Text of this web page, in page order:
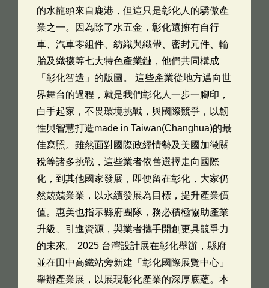
的水龍頭來自鹿港，但這只是彰化人的驕傲產
業之一。因為除了水五金，彰化還擁有自行
車、汽車零組件、紡織與織帶、密封元件、輪
胎及織襪等七大特色產業鏈，他們共同構成
「彰化智造」的版圖。 這些產業從地方邁向世
界舞台的過程，就是我們彰化人一步一腳印，
白手起家，不畏環境挑戰，與國際競爭，以韌
性與智慧打造made in Taiwan(Changhua)的最
佳寫照。雖然面對國際政經情勢及美國加徵關
稅等諸多挑戰，這些業者依舊選擇走向國際
化，到其他國家發展，即便留在彰化，大家仍
然兢兢業業，以永續發展為目標，提升產業價
值。惠美也指示縣府團隊，務必積極協助產業
升級、引進資源，與業者攜手開創更具競爭力
的未來。 2025 台灣設計展在彰化舉辦，縣府
並在田中高鐵站旁新建「彰化國際展覽中心」
舉辦產業展，以展現彰化產業的深厚底蘊。本